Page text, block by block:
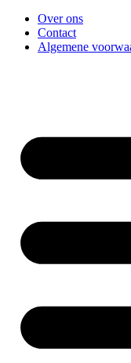
Over ons
Contact
Algemene